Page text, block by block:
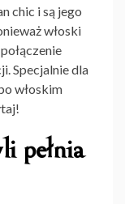
chic i są jego
włoski
Specjalnie dla
włoskim
pełnia